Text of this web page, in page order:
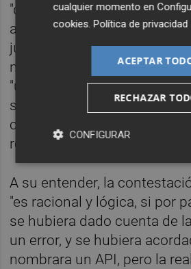
"determinadas suposiciones"
absoluto" constan en el
judicial. Asimismo, subraya
no existió un error, sino que
"únicamente pidió una mera
señala que "en absoluto" se
con respecto a que debería
realizara el informe.
A su entender, la
"es racional y lógica, si por
se hubiera dado cuenta de
un error, y se hubiera
nombrara un API, pero la
cualquier momento en
cookies.Política de privacidad
ACEPTAR
RECHAZAR
CONFIGURAR